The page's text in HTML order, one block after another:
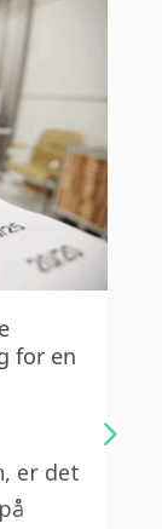
for en
er det